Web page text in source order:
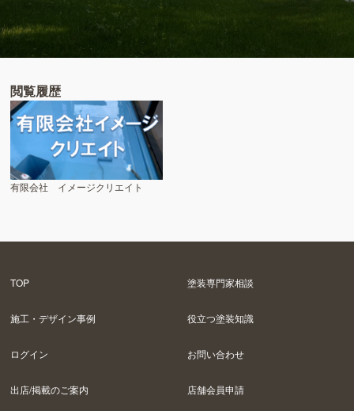
閲覧履歴
有限会社 イメージクリエイト
TOP 塗装専門家相談
施工・デザイン事例 役立つ塗装知識
ログイン お問い合わせ
出店/掲載のご案内 店舗会員申請